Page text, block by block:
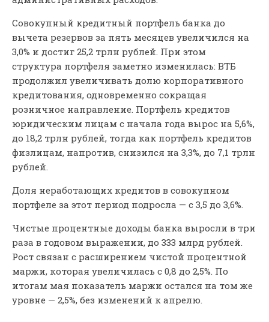
Совокупный кредитный портфель банка до
вычета резервов за пять месяцев увеличился на
3,0% и достиг 25,2 трлн рублей. При этом
структура портфеля заметно изменилась: ВТБ
продолжил увеличивать долю корпоративного
кредитования, одновременно сокращая
розничное направление. Портфель кредитов
юридическим лицам с начала года вырос на 5,6%,
до 18,2 трлн рублей, тогда как портфель кредитов
физлицам, напротив, снизился на 3,3%, до 7,1 трлн
рублей.
Доля неработающих кредитов в совокупном
портфеле за этот период подросла — с 3,5 до 3,6%.
Чистые процентные доходы банка выросли в три
раза в годовом выражении, до 333 млрд рублей.
Рост связан с расширением чистой процентной
маржи, которая увеличилась с 0,8 до 2,5%. По
итогам мая показатель маржи остался на том же
уровне — 2,5%, без изменений к апрелю.